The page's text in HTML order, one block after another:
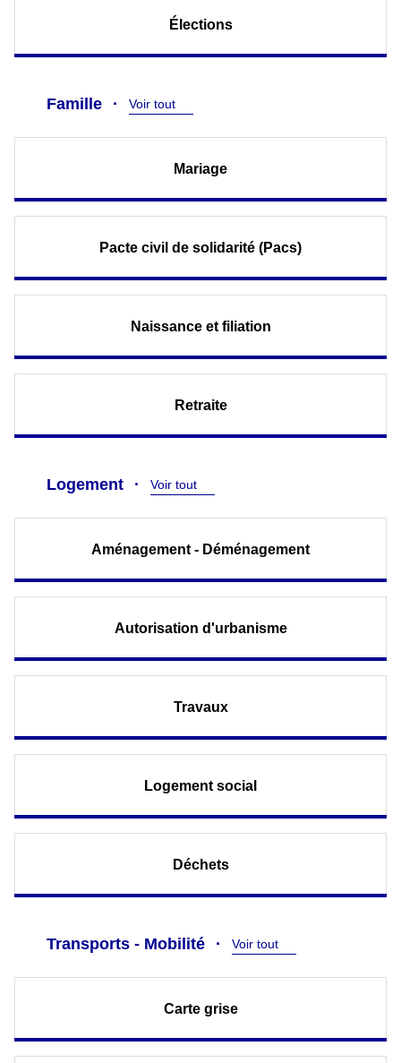
Élections
Famille Voir tout
Mariage
Pacte civil de solidarité (Pacs)
Naissance et filiation
Retraite
Logement Voir tout
Aménagement - Déménagement
Autorisation d'urbanisme
Travaux
Logement social
Déchets
Transports - Mobilité Voir tout
Carte grise